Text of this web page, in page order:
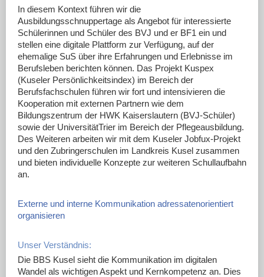
In diesem Kontext führen wir die
Ausbildungsschnuppertage als Angebot für interessierte
Schülerinnen und Schüler des BVJ und er BF1 ein und
stellen eine digitale Plattform zur Verfügung, auf der
ehemalige SuS über ihre Erfahrungen und Erlebnisse im
Berufsleben berichten können. Das Projekt Kuspex
(Kuseler Persönlichkeitsindex) im Bereich der
Berufsfachschulen führen wir fort und intensivieren die
Kooperation mit externen Partnern wie dem
Bildungszentrum der HWK Kaiserslautern (BVJ-Schüler)
sowie der UniversitätTrier im Bereich der Pflegeausbildung.
Des Weiteren arbeiten wir mit dem Kuseler Jobfux-Projekt
und den Zubringerschulen im Landkreis Kusel zusammen
und bieten individuelle Konzepte zur weiteren Schullaufbahn
an.
Externe und interne Kommunikation adressatenorientiert
organisieren
Unser Verständnis:
Die BBS Kusel sieht die Kommunikation im digitalen
Wandel als wichtigen Aspekt und Kernkompetenz an. Dies